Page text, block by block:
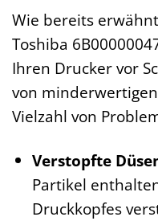
Wie bereits
Toshiba
Ihren Drucker vor
von
Vielzahl von
Verstopfte
Partikel
Druckkopfes